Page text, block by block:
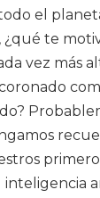
el
¿qué te
vez más